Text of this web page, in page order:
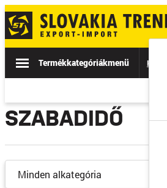
Termékkategóriákmenü Hírek
SZABADIDŐ
Minden alkategória